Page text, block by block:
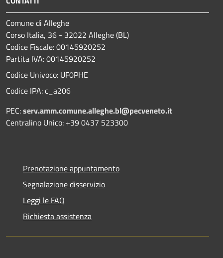
Comune di Alleghe
Corso Italia, 36 - 32022 Alleghe (BL)
Codice Fiscale: 00145920252
Partita IVA: 00145920252
Codice Univoco: UF0PHE
Codice IPA: c_a206
PEC:serv.amm.comune.alleghe.bl@pecveneto.it
Centralino Unico: +39 0437 523300
Prenotazione appuntamento
Segnalazione disservizio
Leggi le FAQ
Richiesta assistenza